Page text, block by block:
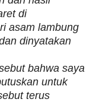
di
asam lambung
dinyatakan
bahwa saya
untuk
terus